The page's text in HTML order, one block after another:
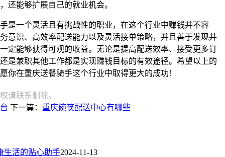
还能够扩展自己的就业机会。
是一个灵活且有挑战性的职业，在这个行业中赚钱并不容
意识、高效率配送能力以及灵活接单策略，并且善于发现并
定能够获得可观的收益。无论是提高配送效率、接受更多订
是兼职其他工作都是实现赚钱目标的有效途径。希望以上的
你在重庆送餐骑手这个行业中取得更大的成功！
请联系删除。
下一篇： 重庆碗筷配送中心有哪些
生活的贴心助手2024-11-13